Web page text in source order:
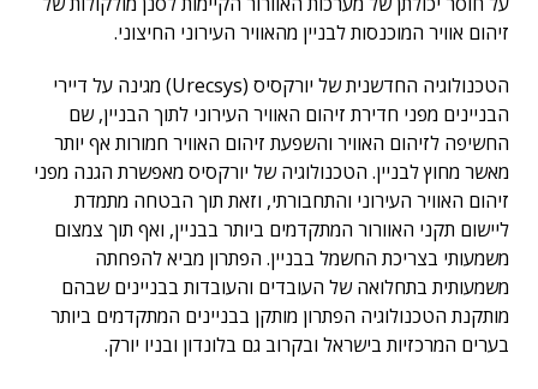
זיהום אוויר המוכנסות לבניין מהאוויר העירוני החיצוני.
הטכנולוגיה החדשנית של יורקסיס (Urecsys) מגינה על דיירי
הבניינים מפני חדירת זיהום האוויר העירוני לתוך הבניין, שם
החשיפה לזיהום האוויר והשפעת זיהום האוויר חמורות אף יותר
מאשר מחוץ לבניין. הטכנולוגיה של יורקסיס מאפשרת הגנה מפני
זיהום האוויר העירוני והתחבורתי, וזאת תוך הבטחה מתמדת
ליישום תקני האוורור המתקדמים ביותר בבניין, ואף תוך צמצום
משמעותי בצריכת החשמל בבניין. הפתרון מביא להפחתה
משמעותית בתחלואה של העובדים והעובדות בבניינים שבהם
מותקנת הטכנולוגיה הפתרון מותקן בבניינים המתקדמים ביותר
בערים המרכזיות בישראל ובקרוב גם בלונדון ובניו יורק.